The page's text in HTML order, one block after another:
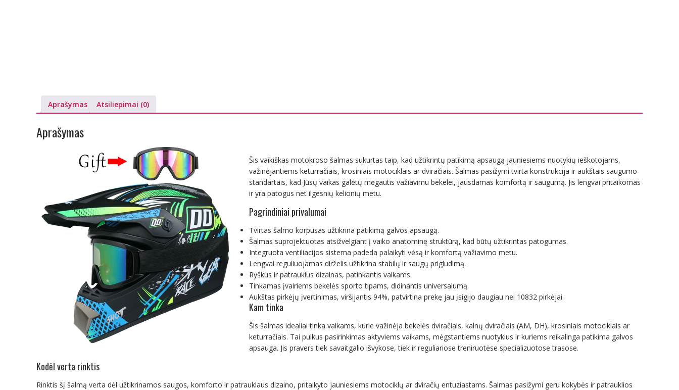
Aprašymas Atsiliepimai (0)
Aprašymas
Šis vaikiškas motokroso šalmas sukurtas taip, kad užtikrintų patikimą apsaugą jauniesiems nuotykių ieškotojams,
važinėjantiems keturračiais, krosiniais motociklais ar dviračiais. Šalmas pasižymi tvirta konstrukcija ir aukštais saugumo
standartais, kad Jūsų vaikas galėtų mėgautis važiavimu bekelei, jausdamas komfortą ir saugumą. Jis lengvai pritaikomas
ir yra patogus net ilgesnių kelionių metu.
Pagrindiniai privalumai
Tvirtas šalmo korpusas užtikrina patikimą galvos apsaugą.
Šalmas suprojektuotas atsižvelgiant į vaiko anatominę struktūrą, kad būtų užtikrintas patogumas.
Integruota ventiliacijos sistema padeda palaikyti vėsą ir komfortą važiavimo metu.
Lengvai reguliuojamas dirželis užtikrina stabilų ir saugų prigludimą.
Ryškus ir patrauklus dizainas, patinkantis vaikams.
Tinkamas įvairiems bekelės sporto tipams, didinantis universalumą.
Aukštas pirkėjų įvertinimas, viršijantis 94%, patvirtina prekę jau įsigijo daugiau nei 10832 pirkėjai.
Kam tinka
Šis šalmas idealiai tinka vaikams, kurie važinėja bekelės dviračiais, kalnų dviračiais (AM, DH), krosiniais motociklais ar
keturračiais. Tai puikus pasirinkimas aktyviems vaikams, mėgstantiems nuotykius ir kuriems reikalinga patikima galvos
apsauga. Jis pravers tiek savaitgalio išvykose, tiek ir reguliariose treniruotėse specializuotose trasose.
Kodėl verta rinktis
Rinktis šį šalmą verta dėl užtikrinamos saugos, komforto ir patrauklaus dizaino, pritaikyto jauniesiems motociklų ar dviračių entuziastams. Šalmas pasižymi geru kokybės ir patrauklios